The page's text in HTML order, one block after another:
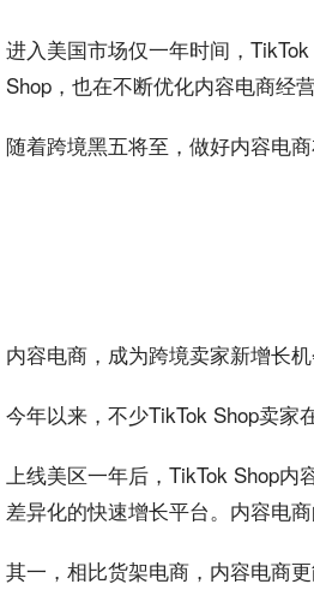
进入美国市场仅一年时间，
Shop，也在不断优化内容电商经
随着跨境黑五将至，做好内容电
内容电商，成为跨境卖家新增长
今年以来，不少TikTok Shop卖家
上线美区一年后，TikTok Shop内
差异化的快速增长平台。内容电
其一，相比货架电商，内容电商